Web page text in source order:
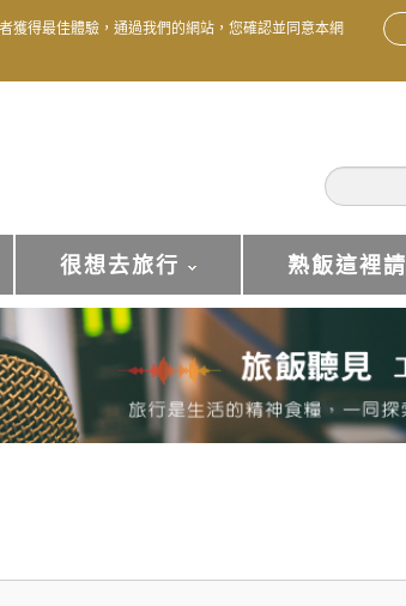
很想去旅行 熟飯這裡請
獲得最佳體驗，通過我們的網站，您確認並同意本網